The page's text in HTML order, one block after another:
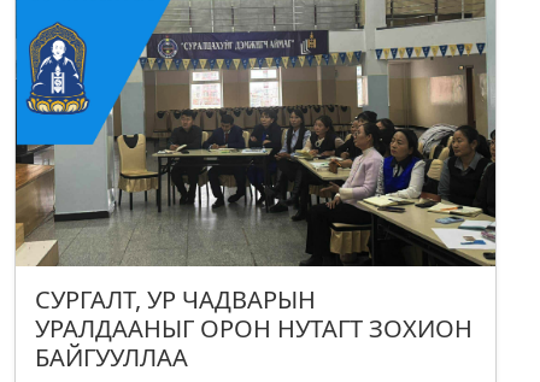
СУРГАЛТ, УР ЧАДВАРЫН
УРАЛДААНЫГ ОРОН НУТАГТ ЗОХИОН
БАЙГУУЛЛАА